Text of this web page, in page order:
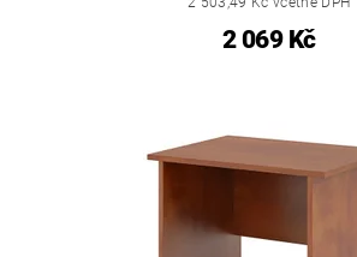
2 069 Kč